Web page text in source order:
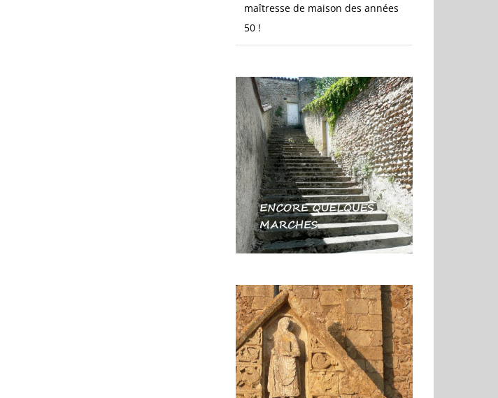
maîtresse de maison des années
50 !